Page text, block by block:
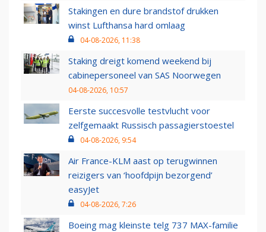
Stakingen en dure brandstof drukken
winst Lufthansa hard omlaag
04-08-2026, 11:38
Staking dreigt komend weekend bij
cabinepersoneel van SAS Noorwegen
04-08-2026, 10:57
Eerste succesvolle testvlucht voor
zelfgemaakt Russisch passagierstoestel
04-08-2026, 9:54
Air France-KLM aast op terugwinnen
reizigers van ‘hoofdpijn bezorgend’
easyJet
04-08-2026, 7:26
Boeing mag kleinste telg 737 MAX-familie